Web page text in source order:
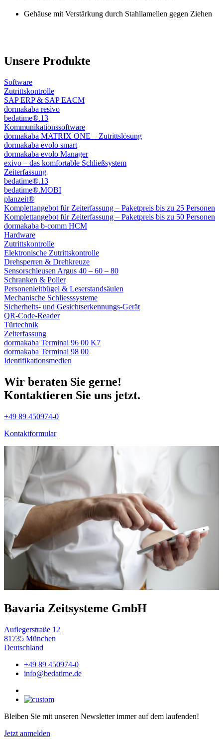
Gehäuse mit Verstärkung durch Stahllamellen gegen Ziehen
Unsere Produkte
Software
Zutrittskontrolle
SAP ERP & SAP EACM
dormakaba resivo
bedatime®.13
Kommunikationssoftware
dormakaba MATRIX ONE – Zutrittslösung
dormakaba evolo smart
dormakaba evolo Manager
exivo – das komfortable Schließsystem
Zeiterfassung
bedatime®.13
bedatime®.MOBI
planzeit®
Komplettangebot für Zeiterfassung – Paketpreis bis zu 25 Personen
Komplettangebot für Zeiterfassung – Paketpreis bis zu 50 Personen
dormakaba b-comm HCM
Hardware
Zutrittskontrolle
Elektronische Zutrittskontrolle
Drehsperren & Drehkreuze
Sensorschleusen Argus 40 – 60 – 80
Schranken & Poller
Personenleitbügel & Leserstandsäulen
Mechanische Schliess­systeme
Sicherheits- und Gesichtserkennungs-Gerät
QR-Code-Reader
Türtechnik
Zeiterfassung
dormakaba Terminal 96 00 K7
dormakaba Terminal 98 00
Identifikations­medien
Wir beraten Sie gerne!
Kontaktieren Sie uns jetzt.
+49 89 450974-0
Kontaktformular
Bavaria Zeitsysteme GmbH
Auflegerstraße 12
81735 München
Deutschland
+49 89 450974-0
info@bedatime.de
Bleiben Sie mit unseren Newsletter immer auf dem laufenden!
Jetzt anmelden